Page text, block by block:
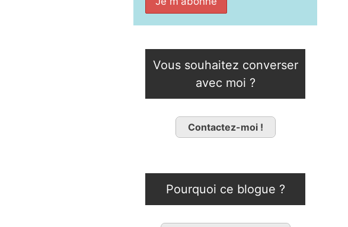
Vous souhaitez converser
avec moi ?
Contactez-moi !
Pourquoi ce blogue ?